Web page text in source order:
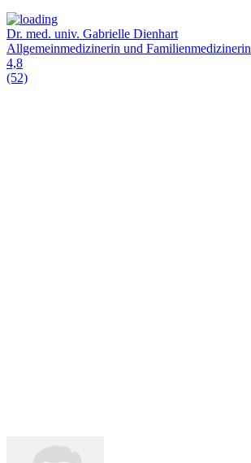
Dr. med. univ. Gabrielle Dienhart
Allgemeinmedizinerin und Familienmedizinerin
4,8
(52)